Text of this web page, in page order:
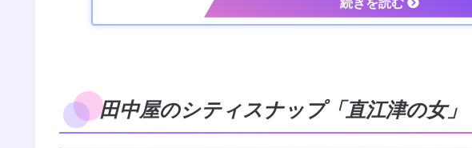
田中屋のシティスナップ「直江津の女」